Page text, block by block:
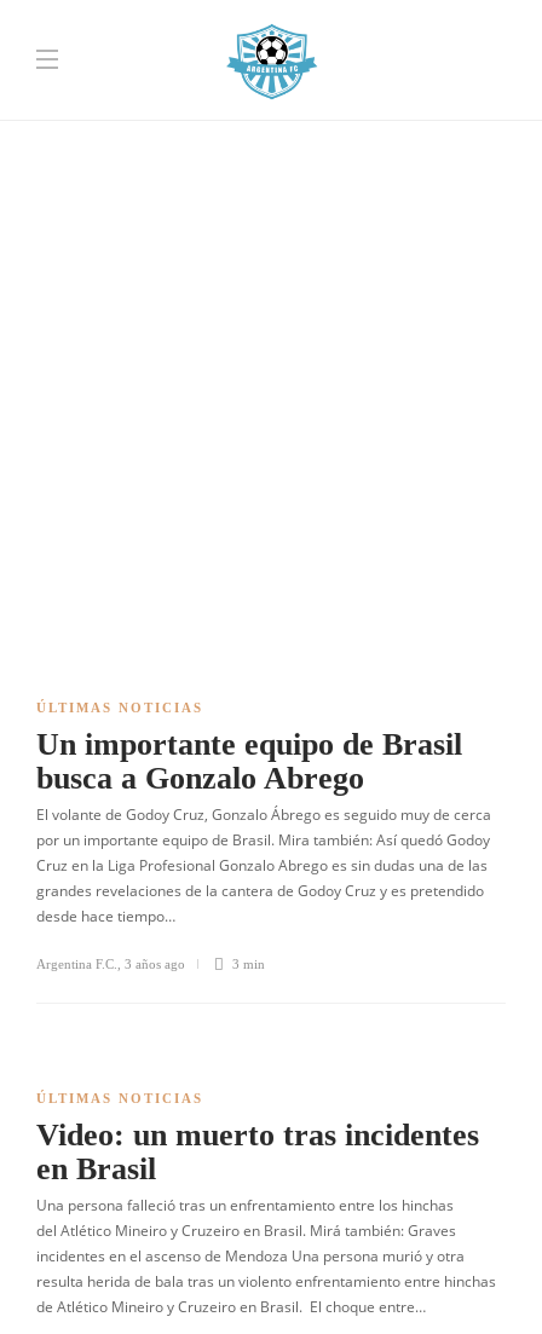
ÚLTIMAS NOTICIAS
Un importante equipo de Brasil
busca a Gonzalo Abrego
El volante de Godoy Cruz, Gonzalo Ábrego es seguido muy de cerca
por un importante equipo de Brasil. Mira también: Así quedó Godoy
Cruz en la Liga Profesional Gonzalo Abrego es sin dudas una de las
grandes revelaciones de la cantera de Godoy Cruz y es pretendido
desde hace tiempo…
Argentina F.C. 3 años ago 3 min
ÚLTIMAS NOTICIAS
Video: un muerto tras incidentes
en Brasil
Una persona falleció tras un enfrentamiento entre los hinchas
del Atlético Mineiro y Cruzeiro en Brasil. Mirá también: Graves
incidentes en el ascenso de Mendoza Una persona murió y otra
resulta herida de bala tras un violento enfrentamiento entre hinchas
de Atlético Mineiro y Cruzeiro en Brasil. El choque entre…